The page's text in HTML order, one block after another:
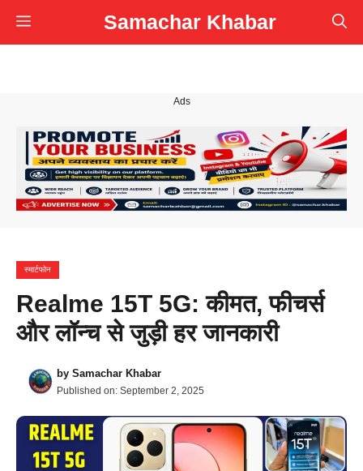
Skip
to
Samachar Khabar
Menu
Ads
स्मार्टफोन
Realme 15T 5G: कीमत, फीचर्स
और लॉन्च से जुड़ी हर जानकारी
by Samachar Khabar
Published on: September 2, 2025